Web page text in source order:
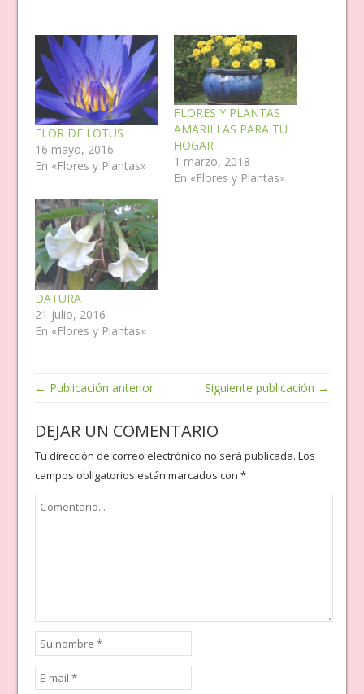
FLOR DE LOTUS
16 mayo, 2016
En «Flores y Plantas»
FLORES Y PLANTAS
AMARILLAS PARA TU
HOGAR
1 marzo, 2018
En «Flores y Plantas»
DATURA
21 julio, 2016
En «Flores y Plantas»
← Publicación anterior Siguiente publicación →
DEJAR UN COMENTARIO
Tu dirección de correo electrónico no será publicada. Los
campos obligatorios están marcados con *